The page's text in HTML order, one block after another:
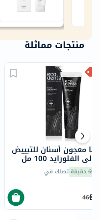
منتجات مماثلة
معجون أسنان للتبييض
الفلورايد 100 مل
60 دقيقة تصلك في
46